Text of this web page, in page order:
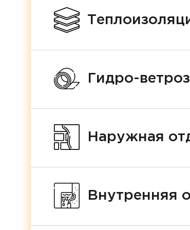
Гидро-
Наружная
Внутренняя